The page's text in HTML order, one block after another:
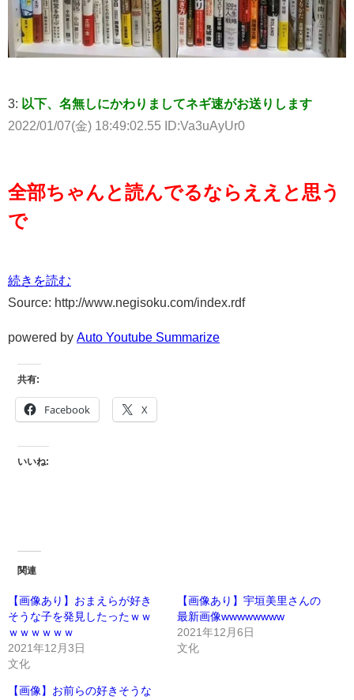
3: 以下、名無しにかわりましてネギ速がお送りします
2022/01/07(金) 18:49:02.55 ID:Va3uAyUr0
全部ちゃんと読んでるならええと思う
で
続きを読む
Source: http://www.negisoku.com/index.rdf
powered by Auto Youtube Summarize
共有:
Facebook X
いいね:
関連
【画像あり】おまえらが好き
そうな子を発見したったｗｗ
ｗｗｗｗｗｗ
2021年12月3日
文化
【画像あり】宇垣美里さんの
最新画像wwwwwwww
2021年12月6日
文化
【画像】お前らの好きそうな